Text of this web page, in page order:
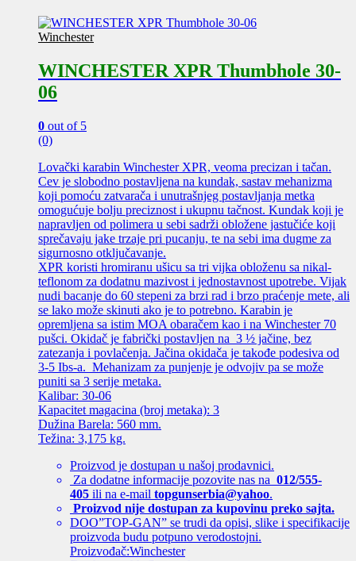
Winchester
WINCHESTER XPR Thumbhole 30-
06
0 out of 5
(0)
Lovački karabin Winchester XPR, veoma precizan i tačan.
Cev je slobodno postavljena na kundak, sastav mehanizma
koji pomoću zatvarača i unutrašnjeg postavljanja metka
omogućuje bolju preciznost i ukupnu tačnost. Kundak koji je
napravljen od polimera u sebi sadrži obložene jastučiće koji
sprečavaju jake trzaje pri pucanju, te na sebi ima dugme za
sigurnosno otključavanje.
XPR koristi hromiranu ušicu sa tri vijka obloženu sa nikal-
teflonom za dodatnu mazivost i jednostavnost upotrebe. Vijak
nudi bacanje do 60 stepeni za brzi rad i brzo praćenje mete, ali
se lako može skinuti ako je to potrebno. Karabin je
opremljena sa istim MOA obaračem kao i na Winchester 70
pušci. Okidač je fabrički postavljen na 3 ½ jačine, bez
zatezanja i povlačenja. Jačina okidača je takođe podesiva od
3-5 Ibs-a. Mehanizam za punjenje je odvojiv pa se može
puniti sa 3 serije metaka.
Kalibar: 30-06
Kapacitet magacina (broj metaka): 3
Dužina Barela: 560 mm.
Težina: 3,175 kg.
Proizvod je dostupan u našoj prodavnici.
Za dodatne informacije pozovite nas na 012/555-
405 ili na e-mail topgunserbia@yahoo.
Proizvod nije dostupan za kupovinu preko sajta.
DOO”TOP-GAN” se trudi da opisi, slike i specifikacije
proizvoda budu potpuno verodostojni.
Proizvođač:Winchester